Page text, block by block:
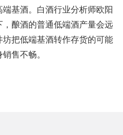
基酒。白酒行业分析师欧阳
酿酒的普通低端酒产量会远
把低端基酒转作存货的可能
售不畅。